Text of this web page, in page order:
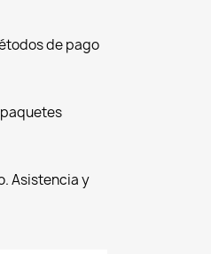
de pago
Asistencia y